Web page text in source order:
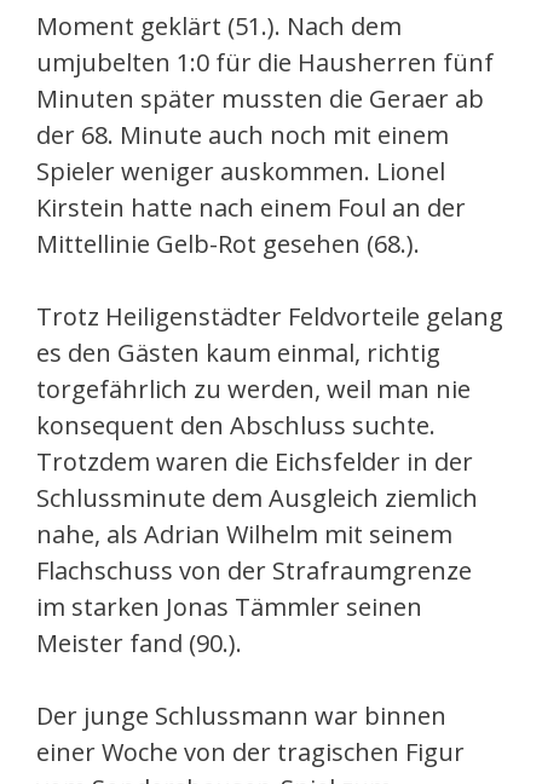
Moment geklärt (51.). Nach dem
umjubelten 1:0 für die Hausherren fünf
Minuten später mussten die Geraer ab
der 68. Minute auch noch mit einem
Spieler weniger auskommen. Lionel
Kirstein hatte nach einem Foul an der
Mittellinie Gelb-Rot gesehen (68.).
Trotz Heiligenstädter Feldvorteile gelang
es den Gästen kaum einmal, richtig
torgefährlich zu werden, weil man nie
konsequent den Abschluss suchte.
Trotzdem waren die Eichsfelder in der
Schlussminute dem Ausgleich ziemlich
nahe, als Adrian Wilhelm mit seinem
Flachschuss von der Strafraumgrenze
im starken Jonas Tämmler seinen
Meister fand (90.).
Der junge Schlussmann war binnen
einer Woche von der tragischen Figur